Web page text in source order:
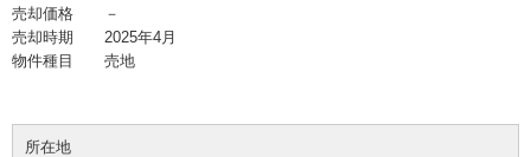
売却価格 －
売却時期 2025年4月
物件種目 売地
所在地